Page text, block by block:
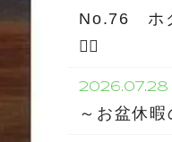
No.76 ホ
🏊‍♂️
2026.07.28
～お盆休暇